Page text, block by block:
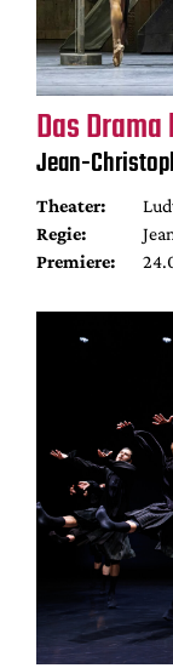
Das
Jean-
Theater:
Regie:
Premiere: